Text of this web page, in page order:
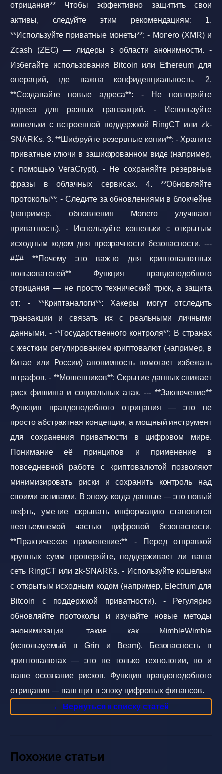
отрицания** Чтобы эффективно защитить свои
активы, следуйте этим рекомендациям: 1.
**Используйте приватные монеты**: - Monero (XMR) и
Zcash (ZEC) — лидеры в области анонимности. -
Избегайте использования Bitcoin или Ethereum для
операций, где важна конфиденциальность. 2.
**Создавайте новые адреса**: - Не повторяйте
адреса для разных транзакций. - Используйте
кошельки с встроенной поддержкой RingCT или zk-
SNARKs. 3. **Шифруйте резервные копии**: - Храните
приватные ключи в зашифрованном виде (например,
с помощью VeraCrypt). - Не сохраняйте резервные
фразы в облачных сервисах. 4. **Обновляйте
протоколы**: - Следите за обновлениями в блокчейне
(например, обновления Monero улучшают
приватность). - Используйте кошельки с открытым
исходным кодом для прозрачности безопасности. ---
### **Почему это важно для криптовалютных
пользователей** Функция правдоподобного
отрицания — не просто технический трюк, а защита
от: - **Криптаналоги**: Хакеры могут отследить
транзакции и связать их с реальными личными
данными. - **Государственного контроля**: В странах
с жестким регулированием криптовалют (например, в
Китае или России) анонимность помогает избежать
штрафов. - **Мошенников**: Скрытие данных снижает
риск фишинга и социальных атак. --- **Заключение**
Функция правдоподобного отрицания — это не
просто абстрактная концепция, а мощный инструмент
для сохранения приватности в цифровом мире.
Понимание её принципов и применение в
повседневной работе с криптовалютой позволяют
минимизировать риски и сохранить контроль над
своими активами. В эпоху, когда данные — это новый
нефть, умение скрывать информацию становится
неотъемлемой частью цифровой безопасности.
**Практическое применение:** - Перед отправкой
крупных сумм проверяйте, поддерживает ли ваша
сеть RingCT или zk-SNARKs. - Используйте кошельки
с открытым исходным кодом (например, Electrum для
Bitcoin с поддержкой приватности). - Регулярно
обновляйте протоколы и изучайте новые методы
анонимизации, такие как MimbleWimble
(используемый в Grin и Beam). Безопасность в
криптовалютах — это не только технологии, но и
ваше осознание рисков. Функция правдоподобного
отрицания — ваш щит в эпоху цифровых финансов.
← Вернуться к списку статей
Похожие статьи